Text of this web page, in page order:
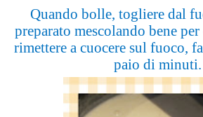
Quando bolle, togliere dal
preparato mescolando bene
rimettere a cuocere sul fuoco,
paio di minuti.